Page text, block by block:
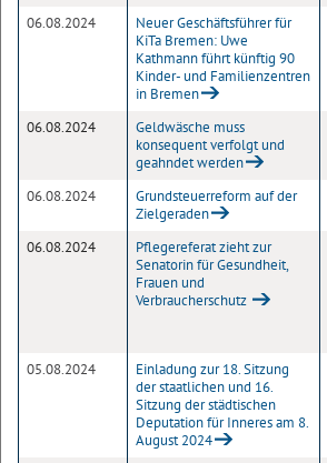
06.08.2024
Neuer Geschäftsführer für
KiTa Bremen: Uwe
Kathmann führt künftig 90
Kinder- und Familienzentren
in Bremen
06.08.2024
Geldwäsche muss
konsequent verfolgt und
geahndet werden
06.08.2024
Grundsteuerreform auf der
Zielgeraden
06.08.2024
Pflegereferat zieht zur
Senatorin für Gesundheit,
Frauen und
Verbraucherschutz
05.08.2024
Einladung zur 18. Sitzung
der staatlichen und 16.
Sitzung der städtischen
Deputation für Inneres am 8.
August 2024